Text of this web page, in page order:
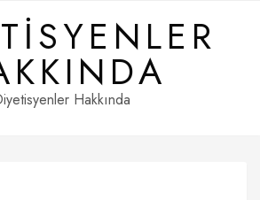
Hakkında